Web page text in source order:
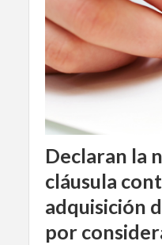
Declaran la
cláusula
adquisición
por